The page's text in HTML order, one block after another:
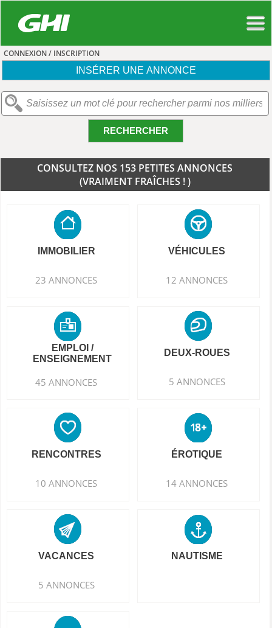
CONNEXION / INSCRIPTION
CONSULTEZ NOS 153 PETITES ANNONCES
(VRAIMENT FRAÎCHES ! )
IMMOBILIER
23 ANNONCES
VÉHICULES
12 ANNONCES
EMPLOI /
ENSEIGNEMENT
45 ANNONCES
DEUX-ROUES
5 ANNONCES
RENCONTRES
10 ANNONCES
ÉROTIQUE
14 ANNONCES
VACANCES
5 ANNONCES
NAUTISME
INSÉRER UNE ANNONCE
RECHERCHER